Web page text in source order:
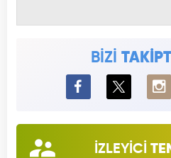
BİZİ
İZLEYİCİ